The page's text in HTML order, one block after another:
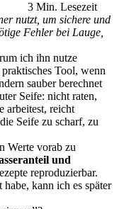
3 Min. Lesezeit
nutzt, um sichere und
Fehler bei Lauge,
ich ihn nutze
Tool, wenn
sauber berechnet
Seife: nicht raten,
arbeitest, reicht
Seife zu scharf, zu
Werte vorab zu
und
reproduzierbar.
kann ich es später